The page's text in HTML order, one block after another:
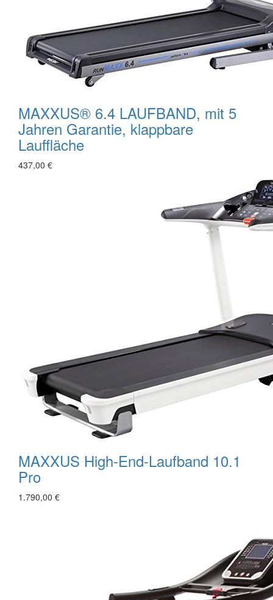
MAXXUS® 6.4 LAUFBAND, mit 5
Jahren Garantie, klappbare
Lauffläche
437,00 €
MAXXUS High-End-Laufband 10.1
Pro
1.790,00 €